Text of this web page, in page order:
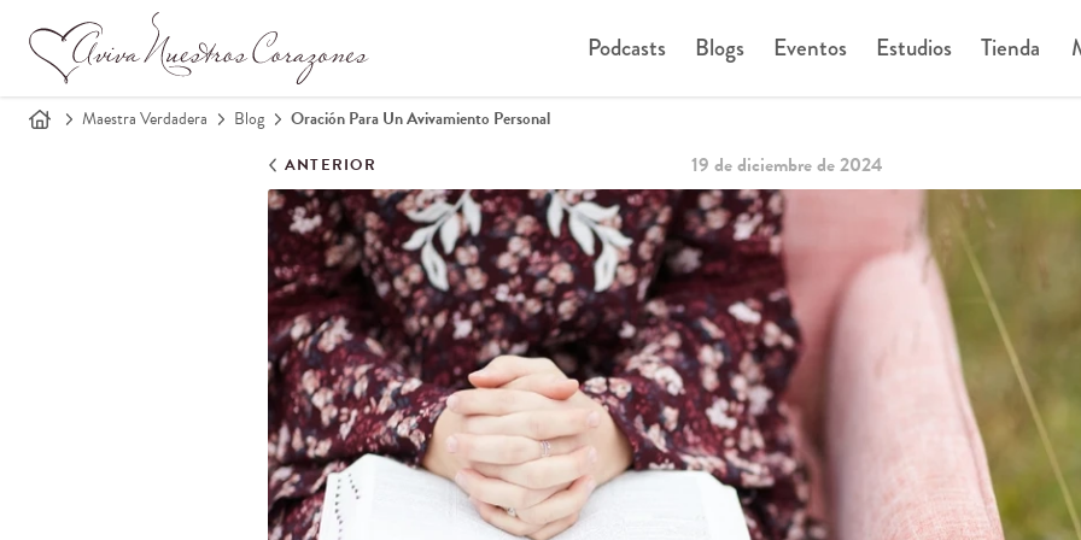
Podcasts Blogs Eventos Estudios Tienda
Maestra Verdadera Blog Oración Para Un Avivamiento Personal
ANTERIOR 19 de diciembre de 2024